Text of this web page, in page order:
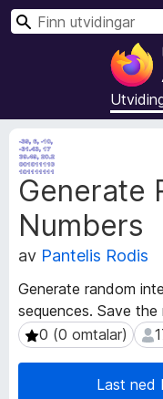
S
Generate
Numbers
av Pantelis Rodis
Generate random
sequences. Save
0 (0 omtalar)
0 (0 omtalar) 17
Last ned
M
e
t
a
d
a
t
a
f
o
r